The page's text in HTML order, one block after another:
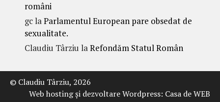
români
gclaParlamentul European pare obsedat de
sexualitate.
Claudiu Târziu laRefondăm Statul Român
© Claudiu Târziu, 2026
Web hosting şi dezvoltare Wordpress: Casa de WEB